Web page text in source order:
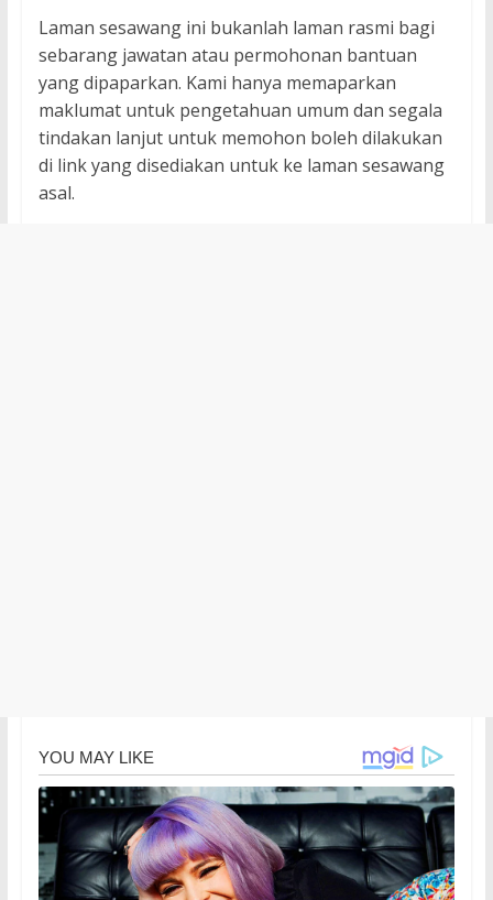
Laman sesawang ini bukanlah laman rasmi bagi
sebarang jawatan atau permohonan bantuan
yang dipaparkan. Kami hanya memaparkan
maklumat untuk pengetahuan umum dan segala
tindakan lanjut untuk memohon boleh dilakukan
di link yang disediakan untuk ke laman sesawang
asal.